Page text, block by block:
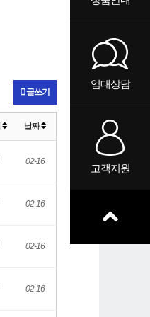
임대상담
고객지원
글쓰기
날짜
02-16
02-16
02-16
02-16